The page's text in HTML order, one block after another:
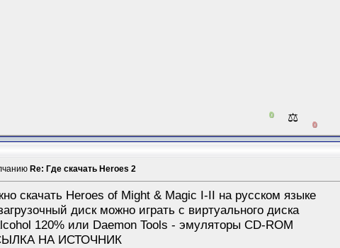
0 ⚖️ 0
Re: Где скачать Heroes 2
скачать Heroes of Might & Magic I-II на русском языке
диск можно играть с виртуального диска
120% или Daemon Tools - эмуляторы СD-ROM
НА ИСТОЧНИК